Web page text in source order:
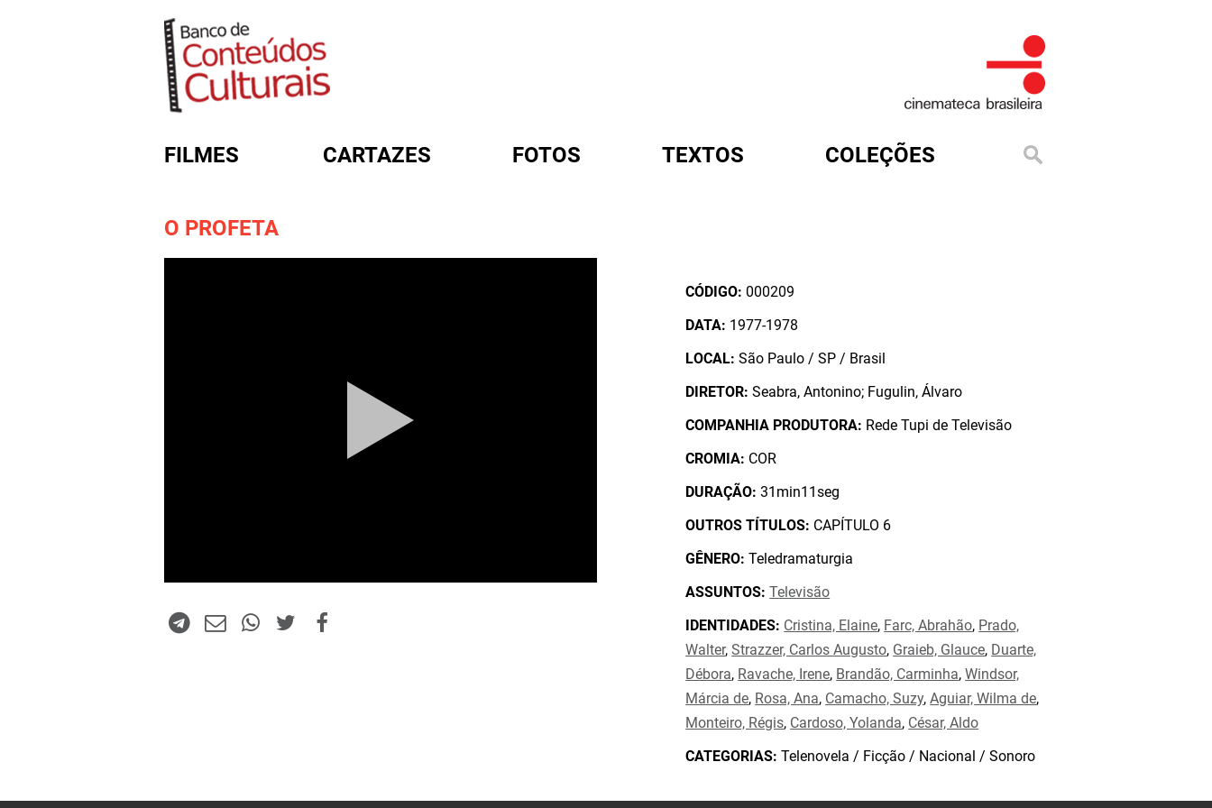
FILMES CARTAZES FOTOS TEXTOS COLEÇÕES
O PROFETA
CÓDIGO: 000209
DATA: 1977-1978
LOCAL: São Paulo / SP / Brasil
DIRETOR: Seabra, Antonino; Fugulin, Álvaro
COMPANHIA PRODUTORA: Rede Tupi de Televisão
CROMIA: COR
DURAÇÃO: 31min11seg
OUTROS TÍTULOS: CAPÍTULO 6
GÊNERO: Teledramaturgia
ASSUNTOS: Televisão
IDENTIDADES: Cristina, Elaine, Farc, Abrahão, Prado,
Walter,Strazzer, Carlos Augusto, Graieb, Glauce, Duarte,
Débora, Ravache, Irene, Brandão, Carminha,Windsor,
Márcia de, Rosa, Ana, Camacho, Suzy,Aguiar, Wilma de,
Monteiro, Régis, Cardoso, Yolanda, César, Aldo
CATEGORIAS: Telenovela / Ficção / Nacional / Sonoro